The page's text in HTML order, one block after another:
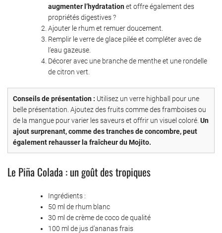
augmenter l’hydratationet offre également des
propriétés digestives ?
Ajouter le rhum et remuer doucement.
Remplir le verre de glace pilée et compléter avec de
l’eau gazeuse.
Décorer avec une branche de menthe et une rondelle
de citron vert.
Conseils de présentation : Utilisez un verre highball pour une
belle présentation. Ajoutez des fruits comme des framboises ou
de la mangue pour varier les saveurs et offrir un visuel coloré. Un
ajout surprenant, comme des tranches de concombre, peut
également rehausser la fraîcheur du Mojito.
Le Piña Colada : un goût des tropiques
Ingrédients :
50 ml de rhum blanc
30 ml de crème de coco de qualité
100 ml de jus d’ananas frais